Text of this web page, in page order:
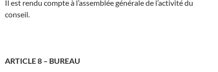
Il est rendu compte à l’assemblée générale de l’activité du
conseil.
ARTICLE 8 – BUREAU